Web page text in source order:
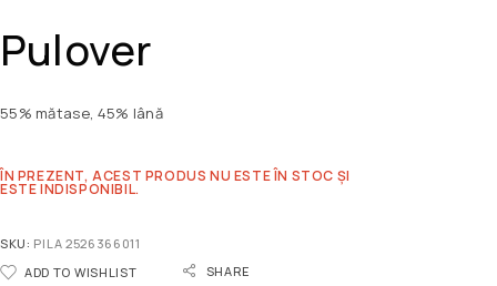
Pulover
55% mătase, 45% lână
ÎN PREZENT, ACEST PRODUS NU ESTE ÎN STOC ȘI
ESTE INDISPONIBIL.
SKU: PILA 2526366011
ADD TO WISHLIST
SHARE